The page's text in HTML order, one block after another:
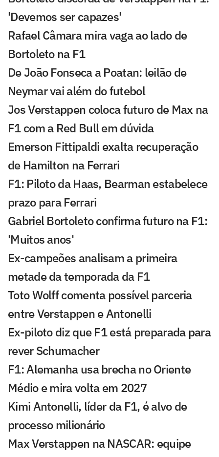
'Devemos ser capazes'
Rafael Câmara mira vaga ao lado de
Bortoleto na F1
De João Fonseca a Poatan: leilão de
Neymar vai além do futebol
Jos Verstappen coloca futuro de Max na
F1 com a Red Bull em dúvida
Emerson Fittipaldi exalta recuperação
de Hamilton na Ferrari
F1: Piloto da Haas, Bearman estabelece
prazo para Ferrari
Gabriel Bortoleto confirma futuro na F1:
'Muitos anos'
Ex-campeões analisam a primeira
metade da temporada da F1
Toto Wolff comenta possível parceria
entre Verstappen e Antonelli
Ex-piloto diz que F1 está preparada para
rever Schumacher
F1: Alemanha usa brecha no Oriente
Médio e mira volta em 2027
Kimi Antonelli, líder da F1, é alvo de
processo milionário
Max Verstappen na NASCAR: equipe